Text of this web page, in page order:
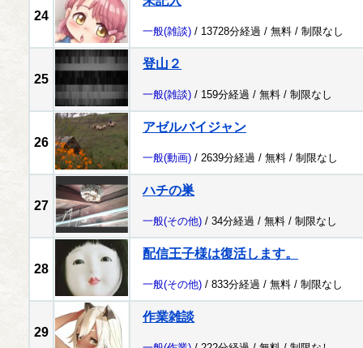
24
一般(雑談) / 13728分経過 / 無料 / 制限なし
25
登山２
一般(雑談) / 159分経過 / 無料 / 制限なし
26
アゼルバイジャン
一般(動画) / 2639分経過 / 無料 / 制限なし
27
ハチの巣
一般(その他) / 34分経過 / 無料 / 制限なし
28
配信王子様は復活します。
一般(その他) / 833分経過 / 無料 / 制限なし
29
作業雑談